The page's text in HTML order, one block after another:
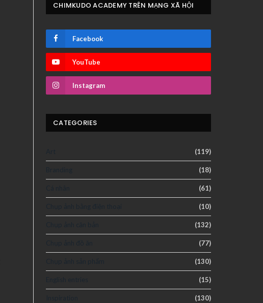
CHIMKUDO ACADEMY TRÊN MẠNG XÃ HỘI
Facebook
YouTube
Instagram
CATEGORIES
(119)
(18)
(61)
(10)
(132)
(77)
(130)
(15)
(130)